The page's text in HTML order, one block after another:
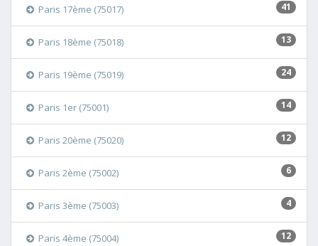
41
Paris 17ème (75017)
13
Paris 18ème (75018)
24
Paris 19ème (75019)
14
Paris 1er (75001)
12
Paris 20ème (75020)
6
Paris 2ème (75002)
4
Paris 3ème (75003)
12
Paris 4ème (75004)